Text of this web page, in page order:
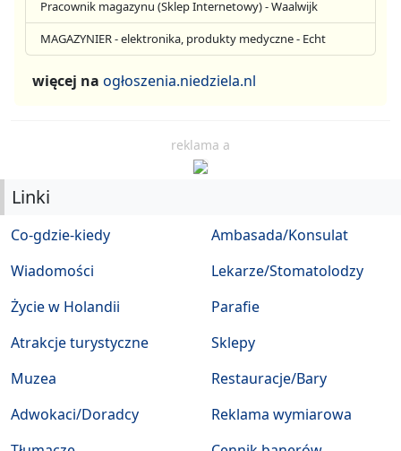
Pracownik magazynu (Sklep Internetowy) - Waalwijk
MAGAZYNIER - elektronika, produkty medyczne - Echt
więcej na ogłoszenia.niedziela.nl
reklama a
Linki
Co-gdzie-kiedy
Wiadomości
Życie w Holandii
Atrakcje turystyczne
Muzea
Ambasada/Konsulat
Lekarze/Stomatolodzy
Parafie
Sklepy
Restauracje/Bary
Adwokaci/Doradcy
Reklama wymiarowa